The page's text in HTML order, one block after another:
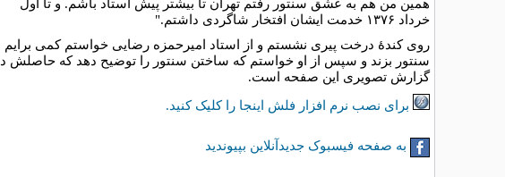
خرداد ۱۳۷۶ خدمت ایشان افتخار شاگردی داشتم."
روی کندۀ درخت پیری نشستم و از استاد امیرحمزه رضایی خواستم کمی برایم
سنتور بزند و سپس از او خواستم که ساختن سنتور را توضیح ‌دهد که حاصلش
گزارش تصویری این صفحه است.
برای نصب نرم افزار فلش اینجا را کلیک کنيد.
به صفحه فیسبوک جدیدآنلاین بپیوندید